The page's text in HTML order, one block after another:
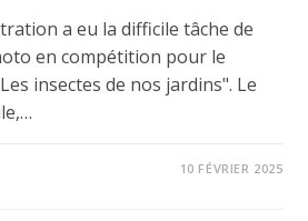
a eu la difficile tâche de
en compétition pour le
insectes de nos jardins". Le
10 FÉVRIER 2025